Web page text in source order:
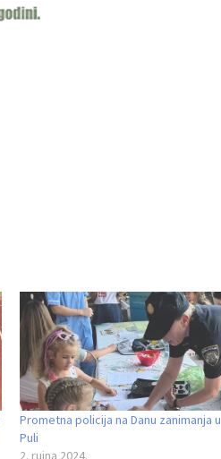
Prometna policija na Danu zanimanja u
Puli
2. rujna 2024.